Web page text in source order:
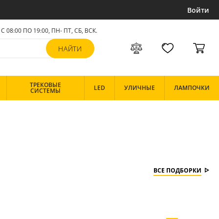
Войти
С 08:00 ПО 19:00, ПН- ПТ, СБ, ВСК.
ТРЕКОВЫЕ
СИСТЕМЫ LED УЛИЧНЫЕ ЛАМПОЧКИ
ВСЕ ПОДБОРКИ